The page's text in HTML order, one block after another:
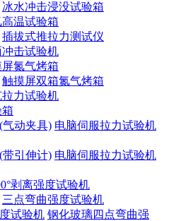
冰水冲击浸没试验箱
高温试验箱
插拔式推拉力测试仪
击试验机
氮气烤箱
触摸屏双箱氮气烤箱
力试验机
电脑伺服拉力试验机
电脑伺服拉力试验机
剥离强度试验机
三点弯曲强度试验机
钢化玻璃四点弯曲强